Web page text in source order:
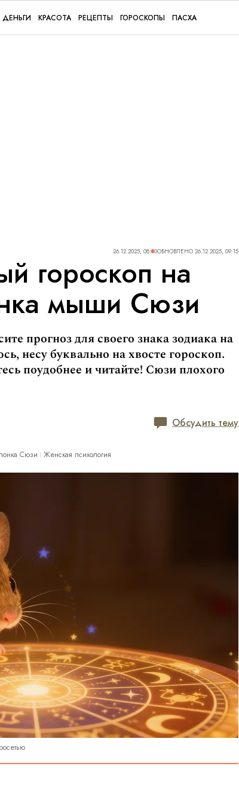
ДЕНЬГИ КРАСОТА РЕЦЕПТЫ ГОРОСКОПЫ ПАСХА
26.12.2025, 08:00ОБНОВЛЕНО 26.12.2025, 09:15
гороскоп на
мыши Сюзи
прогноз для своего знака зодиака на
несу буквально на хвосте гороскоп.
поудобнее и читайте! Сюзи плохого
Обсудить тему
Сюзи Женская психология